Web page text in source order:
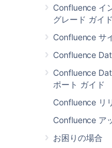
Confluence イ
グレード ガイド
Confluence サ
Confluence
Confluence
ポート ガイド
Confluence リ
Confluence ア
お困りの場合
cookie のトーク
いるトークンが
「ログイン情
効期間
cookie には有効
うには、
INSTALLATION/
変更し、‪init-